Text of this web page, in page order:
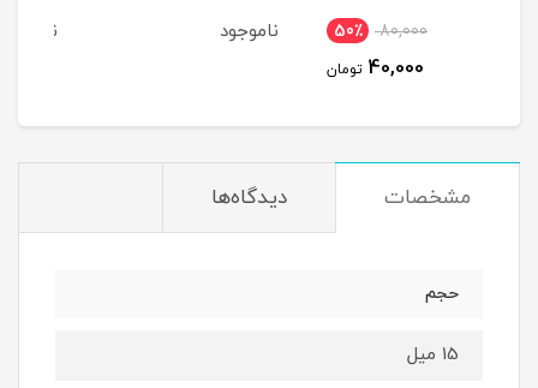
ناموجود
مشخصات دیدگاه‌ها
حجم
15 میل